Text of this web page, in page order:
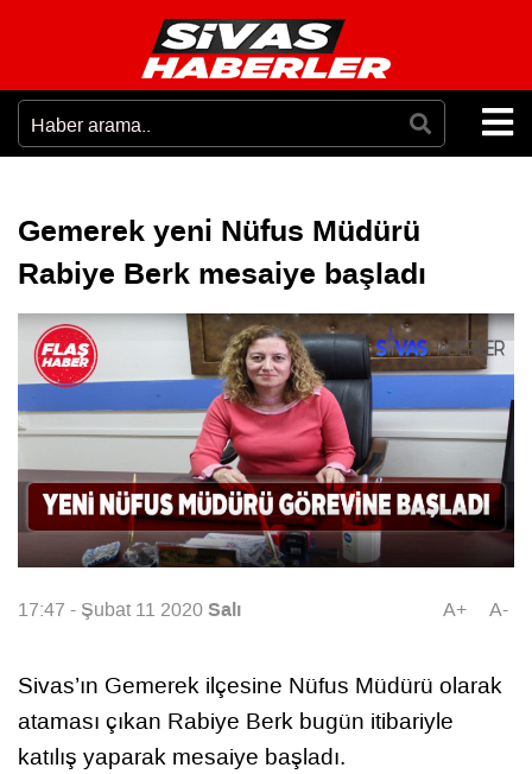
Gemerek yeni Nüfus Müdürü
Rabiye Berk mesaiye başladı
17:47 - Şubat 11 2020Salı A+ A-
Sivas’ın Gemerek ilçesine Nüfus Müdürü olarak
ataması çıkan Rabiye Berk bugün itibariyle
katılış yaparak mesaiye başladı.